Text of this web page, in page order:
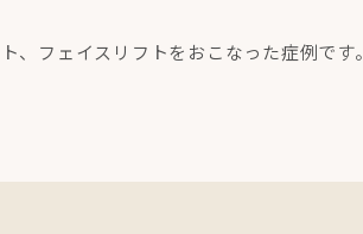
、フェイスリフトをおこなった症例です。